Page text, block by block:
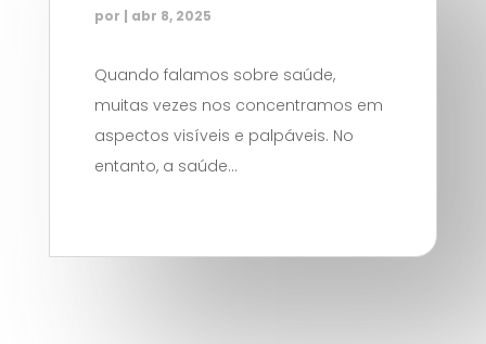
por | abr 8, 2025
Quando falamos sobre saúde,
muitas vezes nos concentramos em
aspectos visíveis e palpáveis. No
entanto, a saúde...